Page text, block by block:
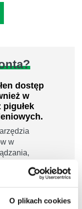
O plikach cookies
dostęp
w
w